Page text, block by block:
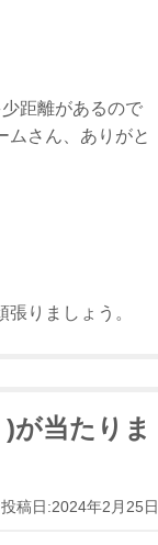
距離があるので
ムさん、ありがと
りましょう。
が当たりま
投稿日:2024年2月25日